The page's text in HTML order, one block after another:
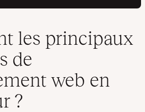
les principaux
de
web en
?